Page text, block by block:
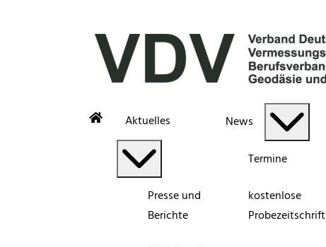
Aktuelles
Presse und
Berichte
News
Termine
kostenlose
Probezeitschrift